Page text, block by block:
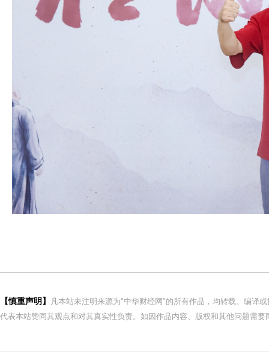
【慎重声明】
凡本站未注明来源为"中华财经网"的所有作品，均转载、编译
代表本站赞同其观点和对其真实性负责。如因作品内容、版权和其他问题需